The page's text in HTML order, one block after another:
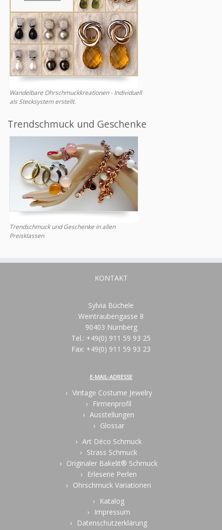
Wandelbare Ohrschmuckkreationen - Individuell
als Stecksystem erstellt.
Trendschmuck und Geschenke
Trendschmuck und Geschenke in allen
Preisklassen
KONTAKT
Sylvia Büchele
Weintraubengasse 8
90403 Nürnberg
Tel.: +49(0) 911 59 93 25
Fax: +49(0) 911 59 93 23
E-MAIL-ADRESSE
Vintage Costume Jewelry
Firmenprofil
Ausstellungen
Glossar
Art Déco Schmuck
Strass Schmuck
Originaler Bakelit® Schmuck
Erlesene Perlen
Ohrschmuck Variationen
Katalog
Impressum
Datenschutzerklärung